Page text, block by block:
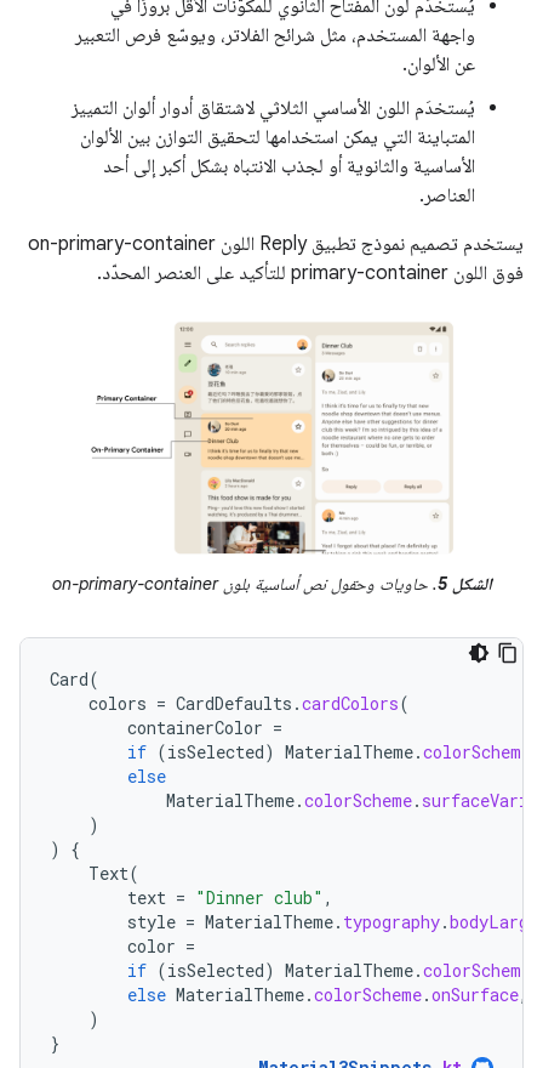
يُستخدَم لون المفتاح الثانوي للمكوّنات الأقل بروزًا في
واجهة المستخدم، مثل شرائح الفلاتر، ويوسّع فرص التعبير
عن الألوان.
يُستخدَم اللون الأساسي الثلاثي لاشتقاق أدوار ألوان التمييز
المتباينة التي يمكن استخدامها لتحقيق التوازن بين الألوان
الأساسية والثانوية أو لجذب الانتباه بشكل أكبر إلى أحد
العناصر.
يستخدم تصميم نموذج تطبيق Reply اللون on-primary-container
فوق اللون primary-container للتأكيد على العنصر المحدّد.
الشكل 5 . حاويات وحقول نص أساسية بلون on-primary-container
Card(
colors = CardDefaults .cardColors(
containerColor =
if (isSelected) MaterialTheme.colorScheme
else
MaterialTheme.colorScheme.
)
)
{
Text(
text = "Dinner club" ,
style = MaterialTheme. typography.bodyLarge
color =
if (isSelected) MaterialTheme.colorScheme
else MaterialTheme.colorScheme.onSurface,
)
}